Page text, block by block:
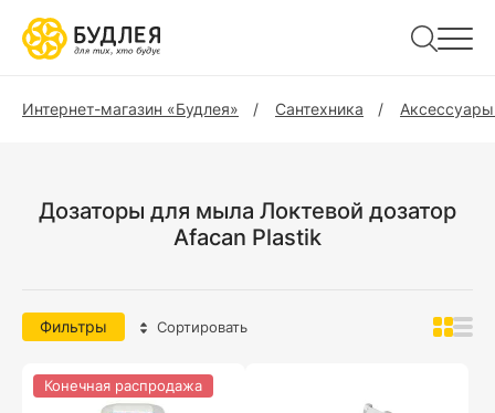
Интернет-магазин «Будлея» Сантехника
Дозаторы для мыла Локтевой дозатор
Afacan Plastik
Фильтры Сортировать
Конечная распродажа